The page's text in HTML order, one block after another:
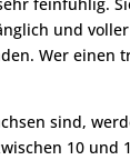
und
Wer einen
sind,
10 und